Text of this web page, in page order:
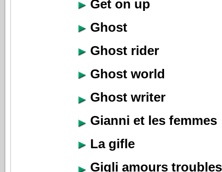
Get on up
Ghost
Ghost rider
Ghost world
Ghost writer
Gianni et les femmes
La gifle
Gigli amours troubles